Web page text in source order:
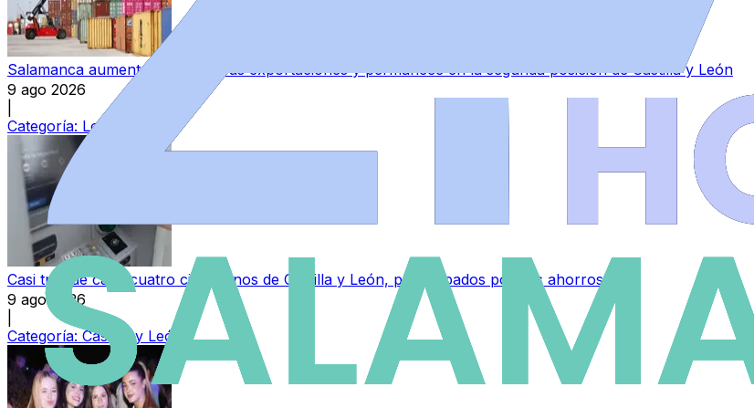
Salamanca aumenta un 10,1% sus exportaciones y permanece en la segunda posición de Castilla y León
9 ago 2026
Categoría: Local
Casi tres de cada cuatro ciudadanos de Castilla y León, preocupados por sus ahorros
9 ago 2026
Categoría: Castilla y León